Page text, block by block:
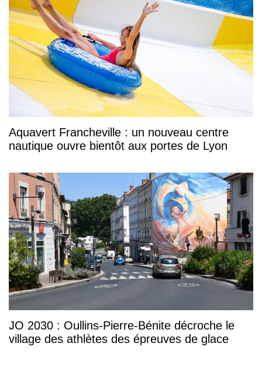
Aquavert Francheville : un nouveau centre
nautique ouvre bientôt aux portes de Lyon
JO 2030 : Oullins-Pierre-Bénite décroche le
village des athlètes des épreuves de glace